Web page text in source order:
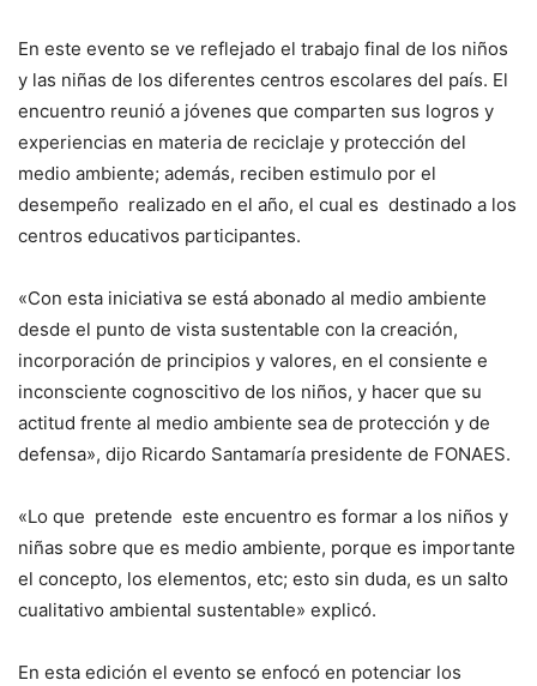
En este evento se ve reflejado el trabajo final de los niños
y las niñas de los diferentes centros escolares del país. El
encuentro reunió a jóvenes que comparten sus logros y
experiencias en materia de reciclaje y protección del
medio ambiente; además, reciben estimulo por el
desempeño realizado en el año, el cual es destinado a los
centros educativos participantes.
«Con esta iniciativa se está abonado al medio ambiente
desde el punto de vista sustentable con la creación,
incorporación de principios y valores, en el consiente e
inconsciente cognoscitivo de los niños, y hacer que su
actitud frente al medio ambiente sea de protección y de
defensa», dijo Ricardo Santamaría presidente de FONAES.
«Lo que pretende este encuentro es formar a los niños y
niñas sobre que es medio ambiente, porque es importante
el concepto, los elementos, etc; esto sin duda, es un salto
cualitativo ambiental sustentable» explicó.
En esta edición el evento se enfocó en potenciar los